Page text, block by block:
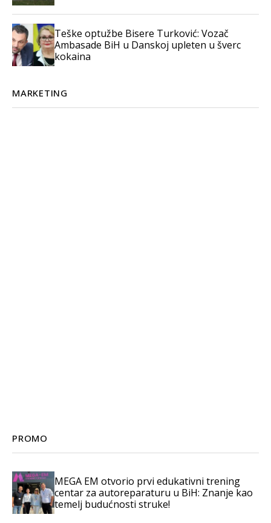
Teške optužbe Bisere Turković: Vozač
Ambasade BiH u Danskoj upleten u šverc
kokaina
MARKETING
PROMO
MEGA EM otvorio prvi edukativni trening
centar za autoreparaturu u BiH: Znanje kao
temelj budućnosti struke!